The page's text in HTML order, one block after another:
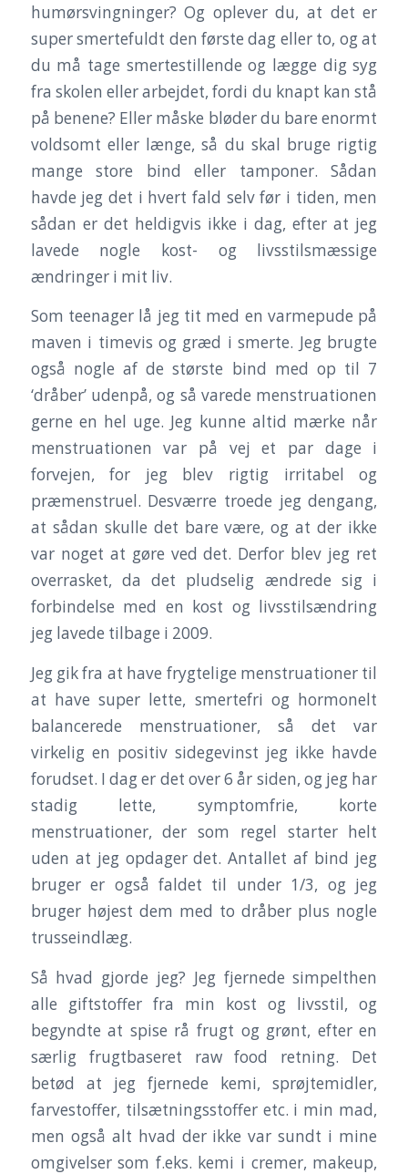
humørsvingninger? Og oplever du, at det er
super smertefuldt den første dag eller to, og at
du må tage smertestillende og lægge dig syg
fra skolen eller arbejdet, fordi du knapt kan stå
på benene? Eller måske bløder du bare enormt
voldsomt eller længe, så du skal bruge rigtig
mange store bind eller tamponer. Sådan
havde jeg det i hvert fald selv før i tiden, men
sådan er det heldigvis ikke i dag, efter at jeg
lavede nogle kost- og livsstilsmæssige
ændringer i mit liv.
Som teenager lå jeg tit med en varmepude på
maven i timevis og græd i smerte. Jeg brugte
også nogle af de største bind med op til 7
‘dråber’ udenpå, og så varede menstruationen
gerne en hel uge. Jeg kunne altid mærke når
menstruationen var på vej et par dage i
forvejen, for jeg blev rigtig irritabel og
præmenstruel. Desværre troede jeg dengang,
at sådan skulle det bare være, og at der ikke
var noget at gøre ved det. Derfor blev jeg ret
overrasket, da det pludselig ændrede sig i
forbindelse med en kost og livsstilsændring
jeg lavede tilbage i 2009.
Jeg gik fra at have frygtelige menstruationer til
at have super lette, smertefri og hormonelt
balancerede menstruationer, så det var
virkelig en positiv sidegevinst jeg ikke havde
forudset. I dag er det over 6 år siden, og jeg har
stadig lette, symptomfrie, korte
menstruationer, der som regel starter helt
uden at jeg opdager det. Antallet af bind jeg
bruger er også faldet til under 1/3, og jeg
bruger højest dem med to dråber plus nogle
trusseindlæg.
Så hvad gjorde jeg? Jeg fjernede simpelthen
alle giftstoffer fra min kost og livsstil, og
begyndte at spise rå frugt og grønt, efter en
særlig frugtbaseret raw food retning. Det
betød at jeg fjernede kemi, sprøjtemidler,
farvestoffer, tilsætningsstoffer etc. i min mad,
men også alt hvad der ikke var sundt i mine
omgivelser som f.eks. kemi i cremer, makeup,